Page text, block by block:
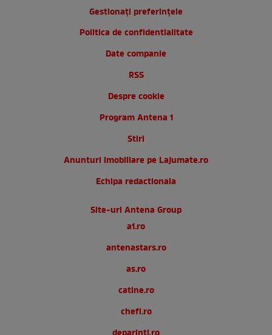
Gestionați preferințele
Politica de confidentialitate
Date companie
RSS
Despre cookie
Program Antena 1
Stiri
Anunturi imobiliare pe Lajumate.ro
Echipa redactionala
Site-uri Antena Group
a1.ro
antenastars.ro
as.ro
catine.ro
chefi.ro